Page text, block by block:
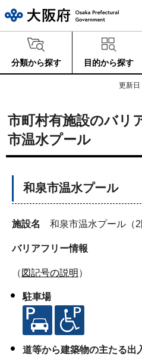
分類から探す 目的から探す
更新日
市町村有施設のバ
市温水プール
和泉市温水プール
施設名 和泉市温水プール（2
バリアフリー情報
（ 図記号の説明 ）
駐車場
道等から建築物の主たる出